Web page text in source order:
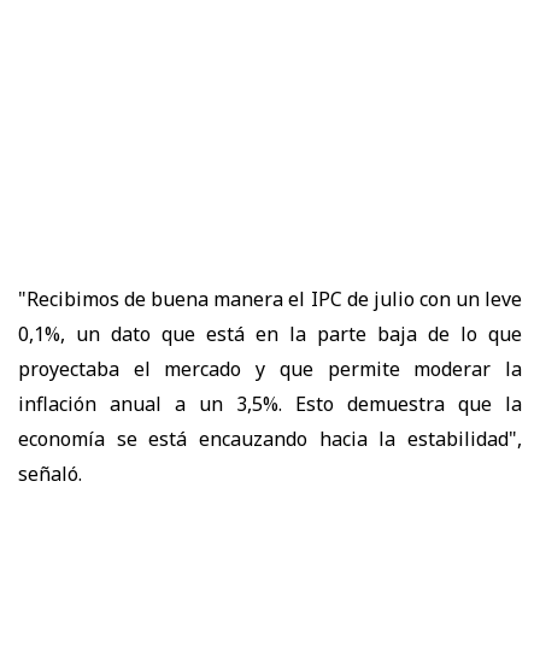
"Recibimos de buena manera el IPC de julio con un leve
0,1%, un dato que está en la parte baja de lo que
proyectaba el mercado y que permite moderar la
inflación anual a un 3,5%. Esto demuestra que la
economía se está encauzando hacia la estabilidad",
señaló.